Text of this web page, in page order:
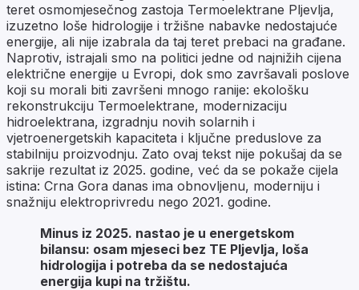
teret osmomjesečnog zastoja Termoelektrane Pljevlja,
izuzetno loše hidrologije i tržišne nabavke nedostajuće
energije, ali nije izabrala da taj teret prebaci na građane.
Naprotiv, istrajali smo na politici jedne od najnižih cijena
električne energije u Evropi, dok smo završavali poslove
koji su morali biti završeni mnogo ranije: ekološku
rekonstrukciju Termoelektrane, modernizaciju
hidroelektrana, izgradnju novih solarnih i
vjetroenergetskih kapaciteta i ključne preduslove za
stabilniju proizvodnju. Zato ovaj tekst nije pokušaj da se
sakrije rezultat iz 2025. godine, već da se pokaže cijela
istina: Crna Gora danas ima obnovljenu, moderniju i
snažniju elektroprivredu nego 2021. godine.
Minus iz 2025. nastao je u energetskom
bilansu: osam mjeseci bez TE Pljevlja, loša
hidrologija i potreba da se nedostajuća
energija kupi na tržištu.